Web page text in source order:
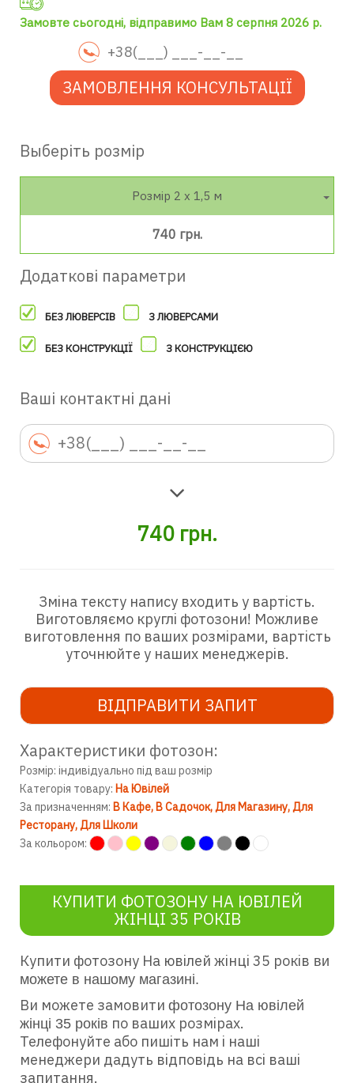
Замовте сьогодні, відправимо Вам 8 серпня 2026 р.
ЗАМОВЛЕННЯ КОНСУЛЬТАЦІЇ
Выберіть розмір
Розмір 2 х 1,5 м
740 грн.
Додаткові параметри
БЕЗ ЛЮВЕРСІВ З ЛЮВЕРСАМИ
БЕЗ КОНСТРУКЦІЇ З КОНСТРУКЦІЄЮ
Ваші контактні дані
740 грн.
Зміна тексту напису входить у вартість.
Виготовляємо круглі фотозони! Можливе
виготовлення по ваших розмірами, вартість
уточнюйте у наших менеджерів.
ВІДПРАВИТИ ЗАПИТ
Характеристики фотозон:
Розмір: індивідуально під ваш розмір
Категорія товару: На Ювілей
За призначенням: В Кафе В Садочок Для Магазину Для
Ресторану Для Школи
За кольором:
КУПИТИ ФОТОЗОНУ НА ЮВІЛЕЙ
ЖІНЦІ 35 РОКІВ
Купити фотозону На ювілей жінці 35 років ви
можете в нашому магазині.
Ви можете замовити фотозону На ювілей
жінці 35 років по ваших розмірах.
Телефонуйте або пишіть нам і наші
менеджери дадуть відповідь на всі ваші
запитання.